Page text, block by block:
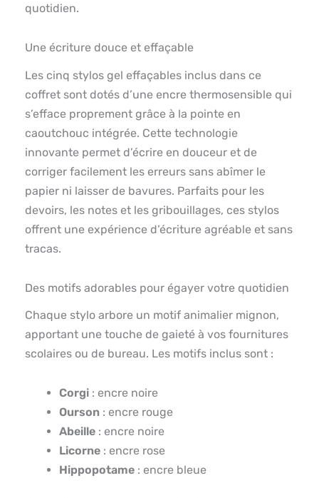
quotidien.
Une écriture douce et effaçable
Les cinq stylos gel effaçables inclus dans ce
coffret sont dotés d’une encre thermosensible qui
s’efface proprement grâce à la pointe en
caoutchouc intégrée. Cette technologie
innovante permet d’écrire en douceur et de
corriger facilement les erreurs sans abîmer le
papier ni laisser de bavures. Parfaits pour les
devoirs, les notes et les gribouillages, ces stylos
offrent une expérience d’écriture agréable et sans
tracas.
Des motifs adorables pour égayer votre quotidien
Chaque stylo arbore un motif animalier mignon,
apportant une touche de gaieté à vos fournitures
scolaires ou de bureau. Les motifs inclus sont :
Corgi : encre noire
Ourson : encre rouge
Abeille : encre noire
Licorne : encre rose
Hippopotame : encre bleue